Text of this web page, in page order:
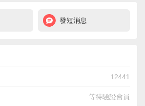
發短消息
12441
等待驗證會員